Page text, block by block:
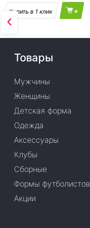
+
Товары
Мужчины
Женщины
Детская форма
Одежда
Аксессуары
Клубы
Сборные
Формы футболистов
Акции